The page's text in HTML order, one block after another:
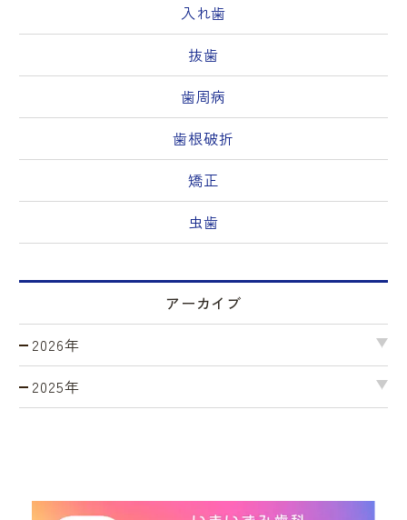
入れ歯
抜歯
歯周病
歯根破折
矯正
虫歯
アーカイブ
2026年
2025年